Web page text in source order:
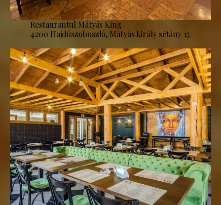
Restaurantul Mátyás King
4200 Hajdúszoboszló, Mátyás király sétány 17.